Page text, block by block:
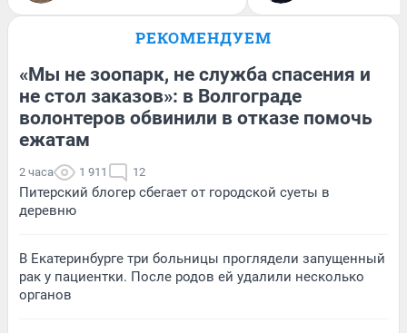
РЕКОМЕНДУЕМ
«Мы не зоопарк, не служба спасения и
не стол заказов»: в Волгограде
волонтеров обвинили в отказе помочь
ежатам
2 часа 1 911 12
Питерский блогер сбегает от городской суеты в
деревню
В Екатеринбурге три больницы проглядели запущенный
рак у пациентки. После родов ей удалили несколько
органов